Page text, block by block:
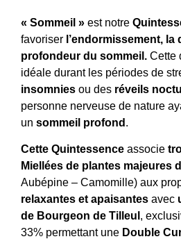
« Sommeil » est notre
favoriser l’endormissement, la
profondeur du sommeil . Cette
idéale durant les périodes de
insomnies ou des réveils
personne nerveuse de nature
un sommeil profond .
Cette Quintessence associe
Miellées de plantes majeures
Aubépine – Camomille) aux
relaxantes et apaisantes avec
de Bourgeon de Tilleul ,
33% permettant une Double